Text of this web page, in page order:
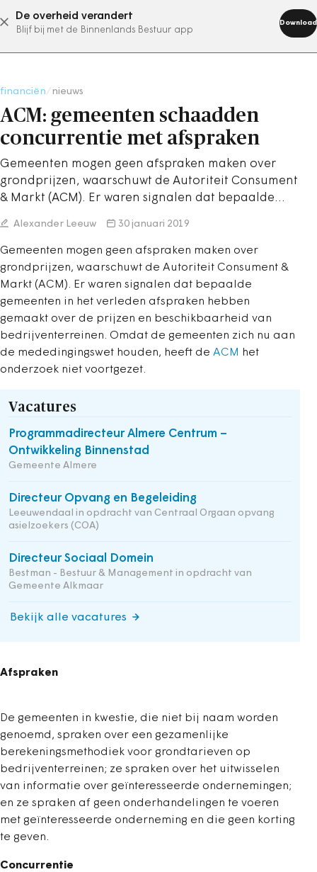
De overheid verandert
Blijf bij met de Binnenlands Bestuur app
Download
abonneer nu
financiën nieuws
ACM: gemeenten schaadden
concurrentie met afspraken
Gemeenten mogen geen afspraken maken over
grondprijzen, waarschuwt de Autoriteit Consument
& Markt (ACM). Er waren signalen dat bepaalde…
Alexander Leeuw 30 januari 2019
Gemeenten mogen geen afspraken maken over
grondprijzen, waarschuwt de Autoriteit Consument &
Markt (ACM). Er waren signalen dat bepaalde
gemeenten in het verleden afspraken hebben
gemaakt over de prijzen en beschikbaarheid van
bedrijventerreinen. Omdat de gemeenten zich nu aan
de mededingingswet houden, heeft de ACM
het
onderzoek niet voortgezet.
Vacatures
Programmadirecteur Almere Centrum –
Ontwikkeling Binnenstad
Gemeente Almere
Directeur Opvang en Begeleiding
Leeuwendaal in opdracht van Centraal Orgaan opvang
asielzoekers (COA)
Directeur Sociaal Domein
Bestman - Bestuur & Management in opdracht van
Gemeente Alkmaar
Bekijk alle vacatures
Afspraken
De gemeenten in kwestie, die niet bij naam worden
genoemd, spraken over een gezamenlijke
berekeningsmethodiek voor grondtarieven op
bedrijventerreinen; ze spraken over het uitwisselen
van informatie over geïnteresseerde ondernemingen;
en ze spraken af geen onderhandelingen te voeren
met geïnteresseerde onderneming en die geen korting
te geven.
Concurrentie